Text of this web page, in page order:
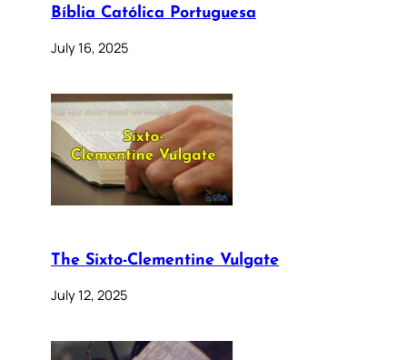
Bíblia Católica Portuguesa
July 16, 2025
The Sixto-Clementine Vulgate
July 12, 2025